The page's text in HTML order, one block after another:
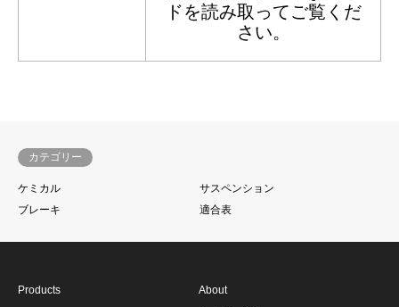
ドを読み取ってご覧くだ
さい。
カテゴリー
ケミカル
サスペンション
ブレーキ
適合表
Products
About